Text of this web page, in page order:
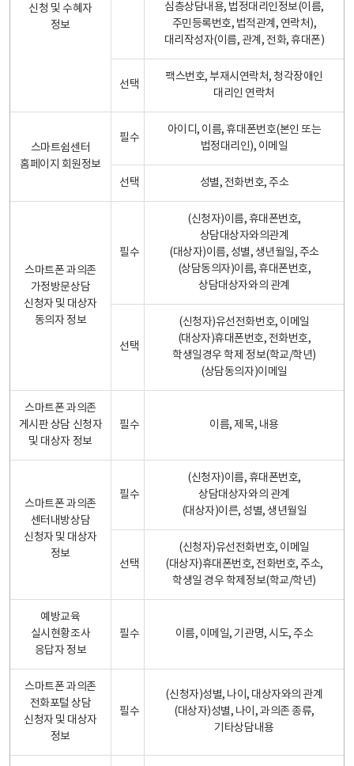
신청 및 수혜자
정보
심층상담내용, 법정대리인정보(이름,
주민등록번호, 법적관계, 연락처),
대리작성자(이름, 관계, 전화, 휴대폰)
선택
팩스번호, 부재시연락처, 청각장애인
대리인 연락처
스마트쉼센터
홈페이지 회원정보
필수
아이디, 이름, 휴대폰번호(본인 또는
법정대리인), 이메일
선택 성별, 전화번호, 주소
스마트폰 과의존
가정방문상담
신청자 및 대상자
동의자 정보
필수
(신청자)이름, 휴대폰번호,
상담대상자와의관계
(대상자)이름, 성별, 생년월일, 주소
(상담동의자)이름, 휴대폰번호,
상담대상자와의 관계
선택
(신청자)유선전화번호, 이메일
(대상자)휴대폰번호, 전화번호,
학생일경우 학제 정보(학교/학년)
(상담동의자)이메일
스마트폰 과의존
게시판 상담 신청자
및 대상자 정보
필수 이름, 제목, 내용
스마트폰 과의존
센터내방상담
신청자 및 대상자
정보
필수
(신청자)이름, 휴대폰번호,
상담대상자와의 관계
(대상자)이른, 성별, 생년월일
선택
(신청자)유선전화번호, 이메일
(대상자)휴대폰번호, 전화번호, 주소,
학생일 경우 학제정보(학교/학년)
예방교육
실시현황조사
응답자 정보
필수 이름, 이메일, 기관명, 시도, 주소
스마트폰 과의존
전화포털 상담
신청자 및 대상자
정보
필수
(신청자)성별, 나이, 대상자와의 관계
(대상자)성별, 나이, 과의존 종류,
기타상담내용